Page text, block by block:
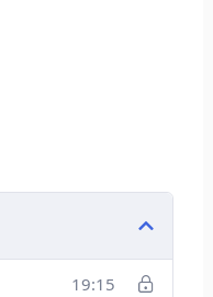
19:15